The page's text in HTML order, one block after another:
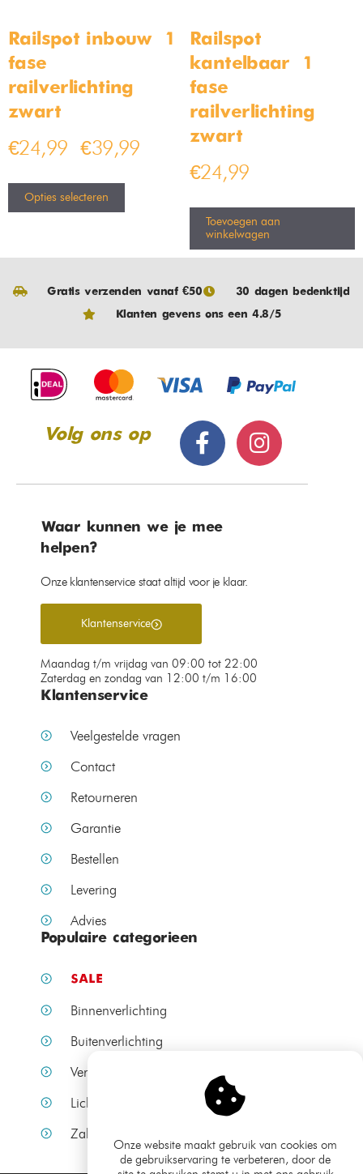
Railspot inbouw – 1
fase
railverlichting –
zwart
€24,99 –€39,99
Opties selecteren
Railspot
kantelbaar – 1
fase
railverlichting –
zwart
€24,99
Toevoegen aan
winkelwagen
Gratis verzenden vanaf €50
30 dagen bedenktijd
Klanten gevens ons een 4.8/5
Volg ons op
Waar kunnen we je mee
helpen?
Onze klantenservice staat altijd voor je klaar.
Klantenservice
Maandag t/m vrijdag van 09:00 tot 22:00
Zaterdag en zondag van 12:00 t/m 16:00
Klantenservice
Veelgestelde vragen
Contact
Retourneren
Garantie
Bestellen
Levering
Advies
Populaire categorieen
SALE
Binnenverlichting
Buitenverlichting
Verlichting per ruimte
Lichtbronnen
Zakelijke verlichting
Onze website maakt gebruik van cookies om
de gebruikservaring te verbeteren, door de